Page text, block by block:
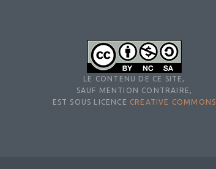
LE CONTENU DE CE SITE,
SAUF MENTION CONTRAIRE,
EST SOUS LICENCE CREATIVE COMMONS